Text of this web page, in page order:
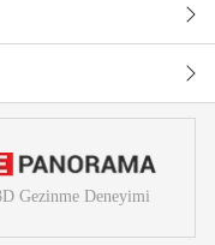
Gezinme Deneyimi